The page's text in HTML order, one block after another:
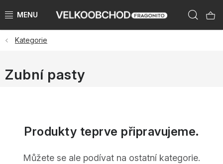
na
NAŠE ZNAČKY
PŘEDPRODEJ VÁNOCE 2026
Kategorie
Zubní pasty
Produkty teprve připravujeme.
Můžete se ale podívat na ostatní kategorie.